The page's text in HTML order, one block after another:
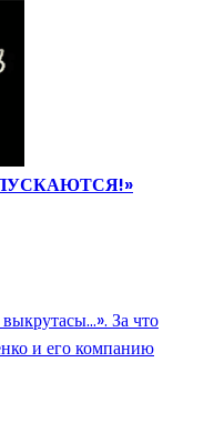
За что
и его компанию